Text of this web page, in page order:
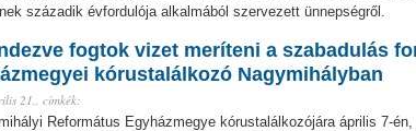
századik évfordulója alkalmából szervezett ünnepségről.
fogtok vizet meríteni a szabadulás
kórustalálkozó Nagymihályban
21., címkék:
Református Egyházmegye kórustalálkozójára április 7-